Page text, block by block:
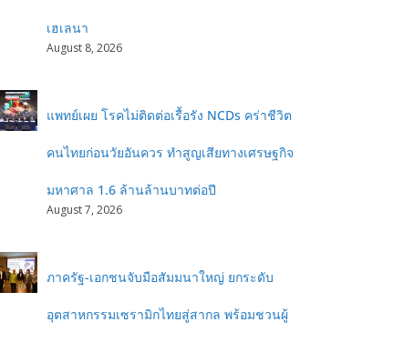
เฮเลนา
August 8, 2026
แพทย์เผย โรคไม่ติดต่อเรื้อรัง NCDs คร่าชีวิต
คนไทยก่อนวัยอันควร ทำสูญเสียทางเศรษฐกิจ
มหาศาล 1.6 ล้านล้านบาทต่อปี
August 7, 2026
ภาครัฐ-เอกชนจับมือสัมมนาใหญ่ ยกระดับ
อุตสาหกรรมเซรามิกไทยสู่สากล พร้อมชวนผู้